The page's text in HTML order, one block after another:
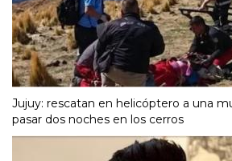
Jujuy: rescatan en helicóptero a una
pasar dos noches en los cerros